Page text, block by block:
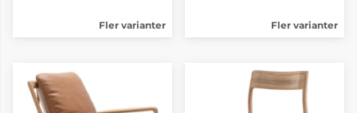
Fler varianter Fler varianter